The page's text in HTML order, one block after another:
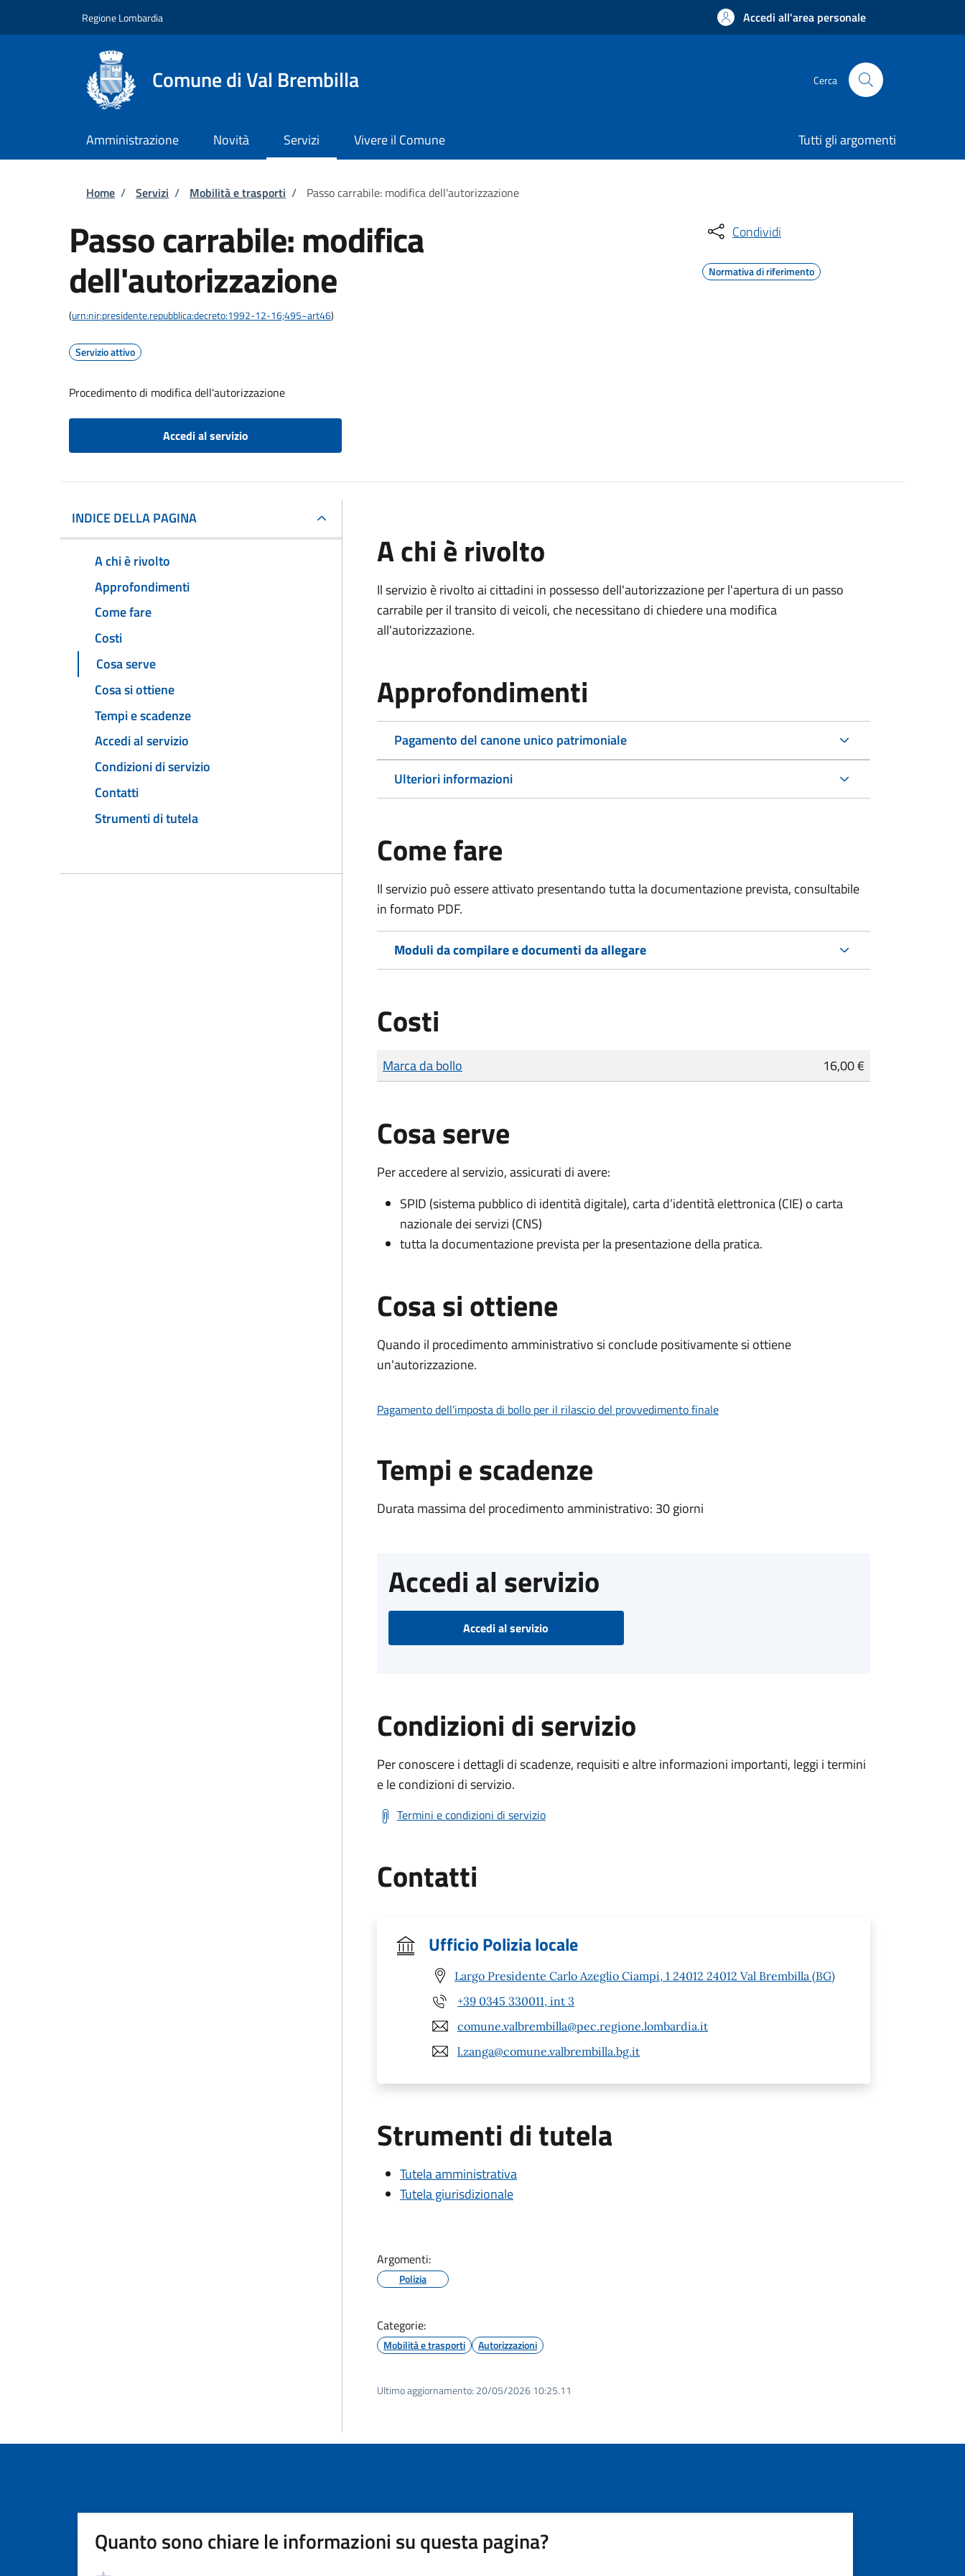
Regione Lombardia Accedi all'area personale
Comune di Val Brembilla Cerca
Amministrazione Novità Servizi Vivere il Comune Tutti gli argomenti
Briciole di pane
Home / Servizi / Mobilità e trasporti / Passo carrabile: modifica dell'autorizzazione
Passo carrabile: modifica
dell'autorizzazione
(urn:nir:presidente.repubblica:decreto:1992-12-16;495~art46)
Servizio attivo
Procedimento di modifica dell'autorizzazione
Accedi al servizio
Condividi
Normativa di riferimento
INDICE DELLA PAGINA
A chi è rivolto
Approfondimenti
Come fare
Costi
Cosa serve
Cosa si ottiene
Tempi e scadenze
Accedi al servizio
Condizioni di servizio
Contatti
Strumenti di tutela
A chi è rivolto
Il servizio è rivolto ai cittadini in possesso dell'autorizzazione per l'apertura di un passo
carrabile per il transito di veicoli, che necessitano di chiedere una modifica
all'autorizzazione.
Approfondimenti
Pagamento del canone unico patrimoniale
Ulteriori informazioni
Come fare
Il servizio può essere attivato presentando tutta la documentazione prevista, consultabile
in formato PDF.
Moduli da compilare e documenti da allegare
Costi
Tipo di pagamento
Importo
Marca da bollo 16,00 €
Cosa serve
Per accedere al servizio, assicurati di avere:
SPID (sistema pubblico di identità digitale), carta d’identità elettronica (CIE) o carta
nazionale dei servizi (CNS)
tutta la documentazione prevista per la presentazione della pratica.
Cosa si ottiene
Quando il procedimento amministrativo si conclude positivamente si ottiene
un'autorizzazione.
Pagamento dell'imposta di bollo per il rilascio del provvedimento finale
Tempi e scadenze
Durata massima del procedimento amministrativo: 30 giorni
Accedi al servizio
Accedi al servizio
Condizioni di servizio
Per conoscere i dettagli di scadenze, requisiti e altre informazioni importanti, leggi i termini
e le condizioni di servizio.
Termini e condizioni di servizio
Contatti
Ufficio Polizia locale
Largo Presidente Carlo Azeglio Ciampi, 1 24012 24012 Val Brembilla (BG)
+39 0345 330011, int 3
comune.valbrembilla@pec.regione.lombardia.it
l.zanga@comune.valbrembilla.bg.it
Strumenti di tutela
Tutela amministrativa
Tutela giurisdizionale
Argomenti:
Polizia
Categorie:
Mobilità e trasporti Autorizzazioni
Ultimo aggiornamento: 20/05/2026 10:25.11
Quanto sono chiare le informazioni su questa pagina?
Valutazione